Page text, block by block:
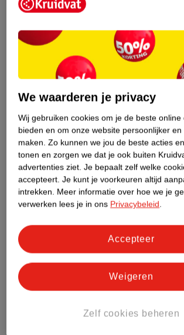
Etiketinformatie
Nature Impact Score
Dit product heeft (nog)
Impact Score.
Meer informatie
Bestel & Bezorginformatie
Bekijk ook
MeerMontagne Jeunesse Alle
Hoe controleren wij de reviews?
ANDEREN KOCHTEN OOK
We waarderen je privacy
Wij gebruiken cookies om je de beste online
bieden en om onze website persoonlijker en
maken. Zo kunnen we jou de beste acties
tonen en zorgen we dat je ook buiten
advertenties ziet. Je bepaalt zelf welke
accepteert. Je kunt je voorkeuren altijd
intrekken. Meer informatie over hoe we je
verwerken lees je in ons Privacybeleid.
Zelf cookies beheren
Weigeren
Accepteer